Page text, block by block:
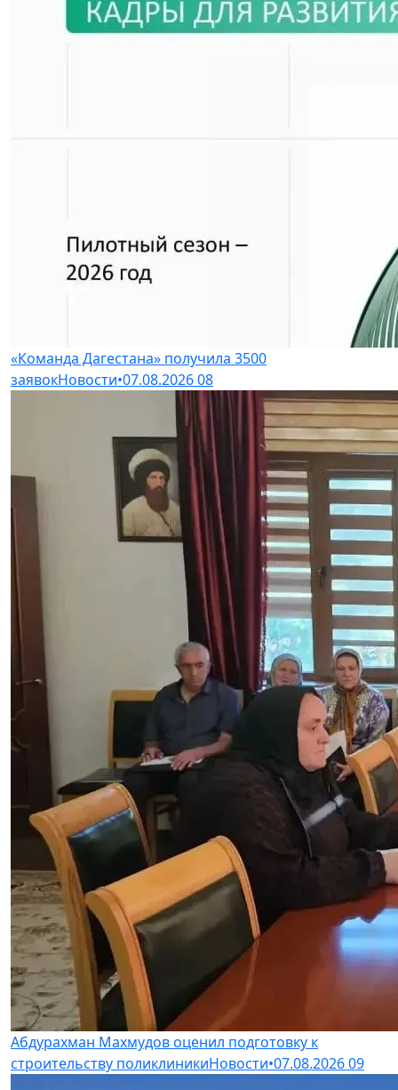
«Команда Дагестана» получила 3500
заявокНовости•07.08.202608
Абдурахман Махмудов оценил подготовку к
строительству поликлиникиНовости•07.08.202609